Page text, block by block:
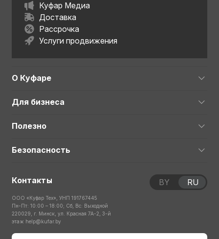
Куфар Медиа
Доставка
Рассрочка
Услуги продвижения
О Куфаре
Для бизнеса
Полезно
Безопасность
Контакты
ООО «Куфар Тех», УНП 191767445
Пн-Пт: 10:00 – 18:00; Сб, Вс: Выходной
220029, г. Минск, ул. Красная 7А-2, 3-й
этаж help@kufar.by
BY RU